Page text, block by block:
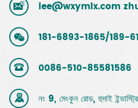
lee@wxymlx.com
181-6893-1865/189-
0086-510-85581586
নং 9, মেংকুন রোড, হুদাই